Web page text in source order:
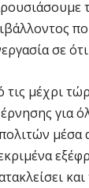
σε
μέχρι
για